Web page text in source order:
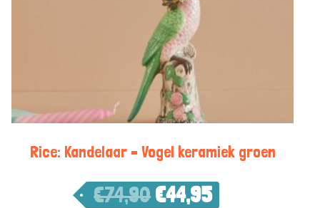
Rice: Kandelaar – Vogel keramiek groen
€74,90 €44,95